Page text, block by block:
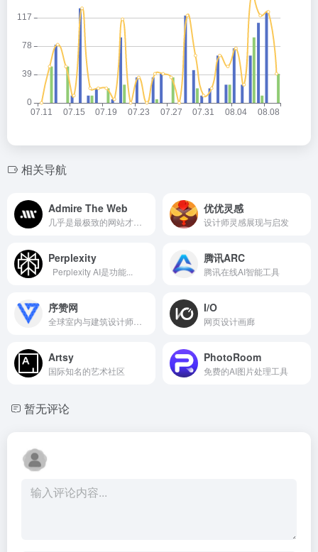
相关导航
Admire The Web 优优灵感
设计师灵感展现与启发
Perplexity
Perplexity AI是功能...
腾讯ARC
腾讯在线AI智能工具
序赞网 I/O
网页设计画廊
Artsy
国际知名的艺术社区
PhotoRoom
免费的AI图片处理工具
暂无评论